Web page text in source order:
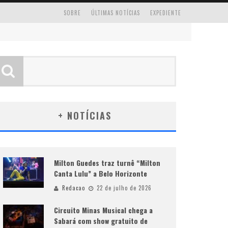
EXPEDIENTE
ÚLTIMAS NOTÍCIAS
SOBRE
+ NOTÍCIAS
Milton Guedes traz turnê “Milton
Canta Lulu” a Belo Horizonte
Redacao 22 de julho de 2026
Circuito Minas Musical chega a
Sabará com show gratuito de